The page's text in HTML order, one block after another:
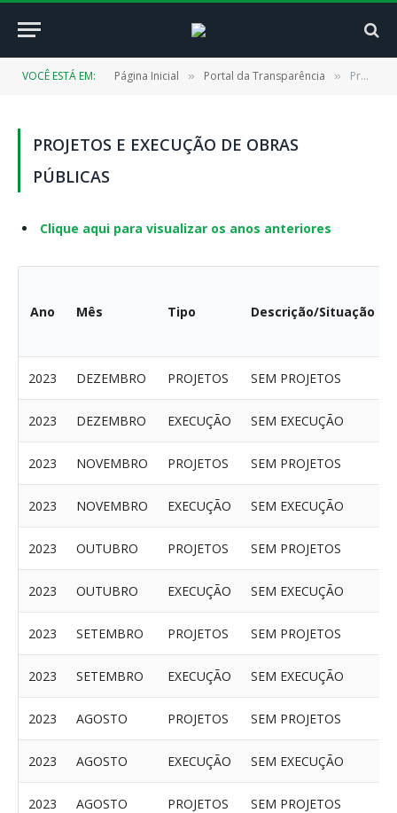
VOCÊ ESTÁ EM: Página Inicial » Portal da Transparência » Projetos e execução de obras públicas
PROJETOS E EXECUÇÃO DE OBRAS
PÚBLICAS
Clique aqui para visualizar os anos anteriores
Ano Mês Tipo Descrição/Situação
2023 DEZEMBRO PROJETOS SEM PROJETOS
2023 DEZEMBRO EXECUÇÃO SEM EXECUÇÃO
2023 NOVEMBRO PROJETOS SEM PROJETOS
2023 NOVEMBRO EXECUÇÃO SEM EXECUÇÃO
2023 OUTUBRO PROJETOS SEM PROJETOS
2023 OUTUBRO EXECUÇÃO SEM EXECUÇÃO
2023 SETEMBRO PROJETOS SEM PROJETOS
2023 SETEMBRO EXECUÇÃO SEM EXECUÇÃO
2023 AGOSTO PROJETOS SEM PROJETOS
2023 AGOSTO EXECUÇÃO SEM EXECUÇÃO
2023 AGOSTO PROJETOS SEM PROJETOS